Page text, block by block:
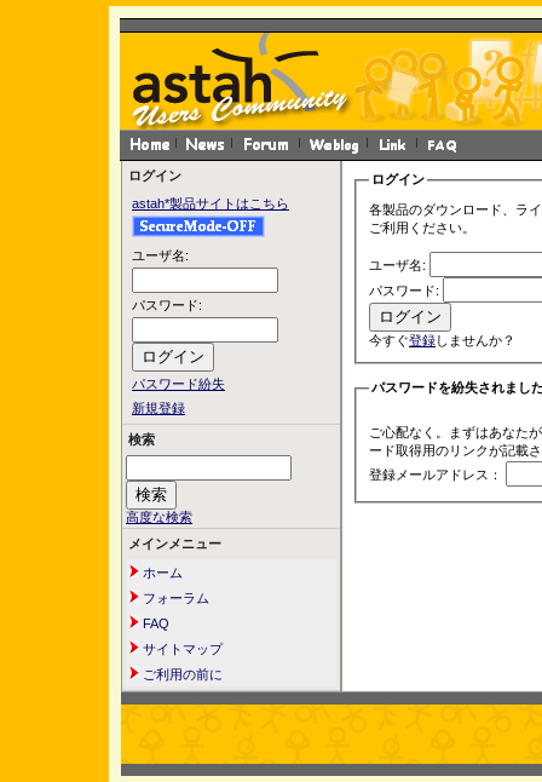
ログイン
astah*製品サイトはこちら
ユーザ名:
パスワード:
パスワード紛失
新規登録
検索
高度な検索
メインメニュー
ホーム
フォーラム
FAQ
サイトマップ
ご利用の前に
ログイン
各製品のダウンロード、ラ
ご利用ください。
ユーザ名:
パスワード:
今すぐ登録しませんか？
パスワードを紛失されまし
ご心配なく。まずはあなた
ード取得用のリンクが記載
登録メールアドレス：